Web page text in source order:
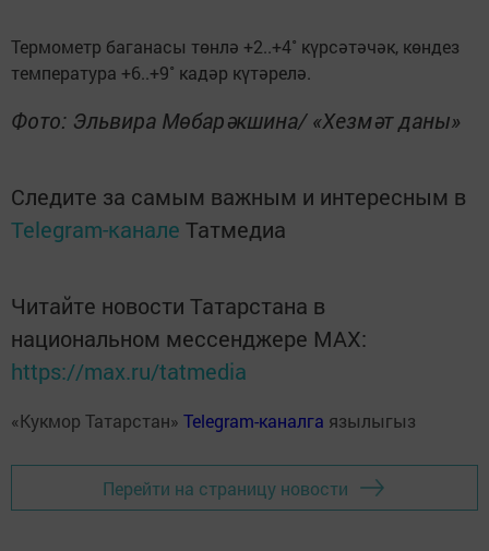
Термометр баганасы төнлә +2..+4˚ күрсәтәчәк, көндез
температура +6..+9˚ кадәр күтәрелә.
Фото: Эльвира Мөбарәкшина/ «Хезмәт даны»
Следите за самым важным и интересным в
Telegram-канале Татмедиа
Читайте новости Татарстана в
национальном мессенджере MАХ:
https://max.ru/tatmedia
«Кукмор Татарстан» Telegram-каналга язылыгыз
Перейти на страницу новости